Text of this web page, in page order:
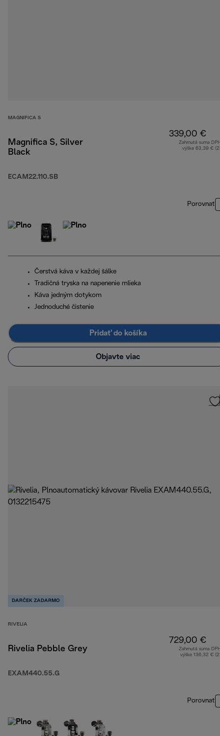
MAGNIFICA S
Magnifica S, Silver
Black
ECAM22.110.SB
339,00 €
Zahrnutá suma
výške 63,39 €
Porovnať
Čerstvá káva v každej šálke
Tradičná tryska na napenenie mlieka
Káva jedným dotykom
Jednoduché čistenie
Pridať do košíka
Objavte viac
DARČEK ZADARMO
RIVELIA
Rivelia Pebble Grey
EXAM440.55.G
729,00 €
Zahrnutá suma
výške 136,32 €
Porovnať